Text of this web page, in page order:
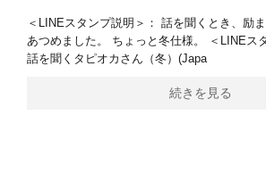
＜LINEスタンプ説明＞： 話を聞くとき、励
あつめました。 ちょっと冬仕様。 ＜LINEス
話を聞くタピオカさん（冬）(Japa
続きを見る